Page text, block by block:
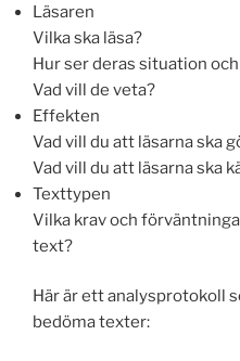
Läsaren
Vilka ska läsa?
Hur ser deras situation
Vad vill de veta?
Effekten
Vad vill du att läsarna ska
Vad vill du att läsarna ska
Texttypen
Vilka krav och
text?
Här är ett analysprotokoll
bedöma texter: